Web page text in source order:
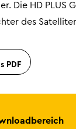
Die HD PLUS
des
PDF